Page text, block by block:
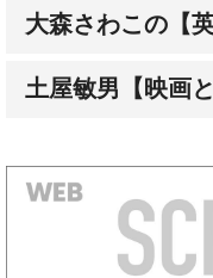
大森さわこの【
土屋敏男【映画